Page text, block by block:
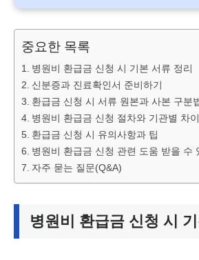
중요한 목록
병원비 환급금 신청 시 기본 서류 정리
신분증과 진료확인서 준비하기
환급금 신청 시 서류 원본과 사본 구분
병원비 환급금 신청 절차와 기관별 차
환급금 신청 시 유의사항과 팁
병원비 환급금 신청 관련 도움 받을 수
자주 묻는 질문(Q&A)
병원비 환급금 신청 시